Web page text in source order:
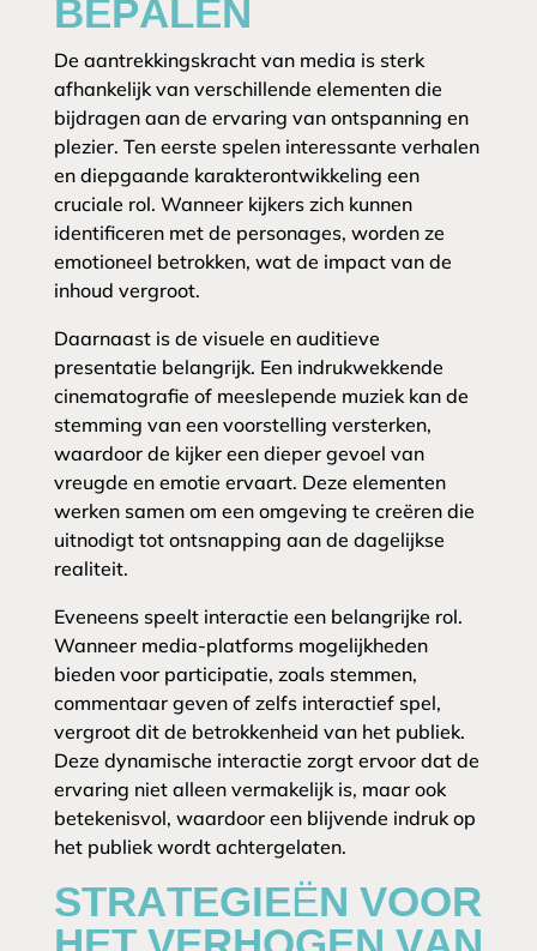
De aantrekkingskracht van media is sterk
afhankelijk van verschillende elementen die
bijdragen aan de ervaring van ontspanning en
plezier. Ten eerste spelen interessante verhalen
en diepgaande karakterontwikkeling een
cruciale rol. Wanneer kijkers zich kunnen
identificeren met de personages, worden ze
emotioneel betrokken, wat de impact van de
inhoud vergroot.
Daarnaast is de visuele en auditieve
presentatie belangrijk. Een indrukwekkende
cinematografie of meeslepende muziek kan de
stemming van een voorstelling versterken,
waardoor de kijker een dieper gevoel van
vreugde en emotie ervaart. Deze elementen
werken samen om een omgeving te creëren die
uitnodigt tot ontsnapping aan de dagelijkse
realiteit.
Eveneens speelt interactie een belangrijke rol.
Wanneer media-platforms mogelijkheden
bieden voor participatie, zoals stemmen,
commentaar geven of zelfs interactief spel,
vergroot dit de betrokkenheid van het publiek.
Deze dynamische interactie zorgt ervoor dat de
ervaring niet alleen vermakelijk is, maar ook
betekenisvol, waardoor een blijvende indruk op
het publiek wordt achtergelaten.
STRATEGIEËN VOOR